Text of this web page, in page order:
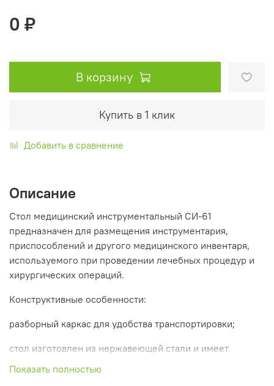
0 ₽
В корзину
Купить в 1 клик
Добавить в сравнение
Описание
Стол медицинский инструментальный СИ-61
предназначен для размещения инструментария,
приспособлений и другого медицинского инвентаря,
используемого при проведении лечебных процедур и
хирургических операций.
Конструктивные особенности:
разборный каркас для удобства транспортировки;
стол изготовлен из нержавеющей стали и имеет
Показать полностью